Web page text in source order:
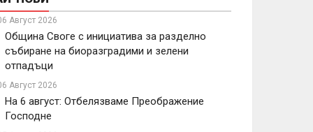
Август 2026
Община Своге с инициатива за разделно
събиране на биоразградими и зелени
отпадъци
Август 2026
На 6 август: Отбелязваме Преображение
Господне